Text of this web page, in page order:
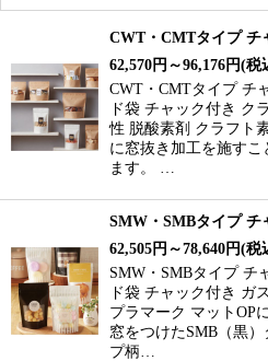
CWT・CMTタイプ チ
62,570円 ～96,176円(税
CWT・CMTタイプ チ
ド袋 チャック付き ク
性 脱酸素剤 クラフト
に窓抜き加工を施す
ます。 …
SMW・SMBタイプ チ
62,505円 ～78,640円(税
SMW・SMBタイプ チ
ド袋 チャック付き ガ
プラマーク マットOP
窓をつけたSMB（黒
プ柄…